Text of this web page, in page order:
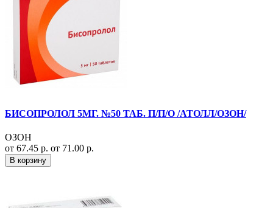
БИСОПРОЛОЛ 5МГ. №50 ТАБ. П/П/О /АТОЛЛ/ОЗОН/
ОЗОН
от 67.45 р. от 71.00 р.
В корзину